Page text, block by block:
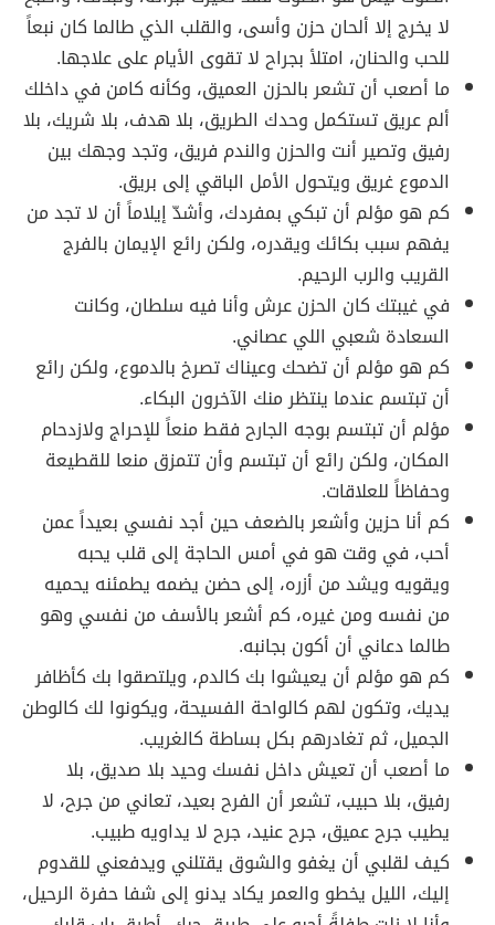
لا يخرج إلا ألحان حزن وأسى، والقلب الذي طالما كان نبعاً
للحب والحنان، امتلأ بجراح لا تقوى الأيام على علاجها.
ما أصعب أن تشعر بالحزن العميق، وكأنه كامن في داخلك
ألم عريق تستكمل وحدك الطريق، بلا هدف، بلا شريك، بلا
رفيق وتصير أنت والحزن والندم فريق، وتجد وجهك بين
الدموع غريق ويتحول الأمل الباقي إلى بريق.
كم هو مؤلم أن تبكي بمفردك، وأشدّ إيلاماً أن لا تجد من
يفهم سبب بكائك ويقدره، ولكن رائع الإيمان بالفرج
القريب والرب الرحيم.
في غيبتك كان الحزن عرش وأنا فيه سلطان، وكانت
السعادة شعبي اللي عصاني.
كم هو مؤلم أن تضحك وعيناك تصرخ بالدموع، ولكن رائع
أن تبتسم عندما ينتظر منك الآخرون البكاء.
مؤلم أن تبتسم بوجه الجارح فقط منعاً للإحراج ولازدحام
المكان، ولكن رائع أن تبتسم وأن تتمزق منعا للقطيعة
وحفاظاً للعلاقات.
كم أنا حزين وأشعر بالضعف حين أجد نفسي بعيداً عمن
أحب، في وقت هو في أمس الحاجة إلى قلب يحبه
ويقويه ويشد من أزره، إلى حضن يضمه يطمئنه يحميه
من نفسه ومن غيره، كم أشعر بالأسف من نفسي وهو
طالما دعاني أن أكون بجانبه.
كم هو مؤلم أن يعيشوا بك كالدم، ويلتصقوا بك كأظافر
يديك، وتكون لهم كالواحة الفسيحة، ويكونوا لك كالوطن
الجميل، ثم تغادرهم بكل بساطة كالغريب.
ما أصعب أن تعيش داخل نفسك وحيد بلا صديق، بلا
رفيق، بلا حبيب، تشعر أن الفرح بعيد، تعاني من جرح، لا
يطيب جرح عميق، جرح عنيد، جرح لا يداويه طبيب.
كيف لقلبي أن يغفو والشوق يقتلني ويدفعني للقدوم
إليك، الليل يخطو والعمر يكاد يدنو إلى شفا حفرة الرحيل،